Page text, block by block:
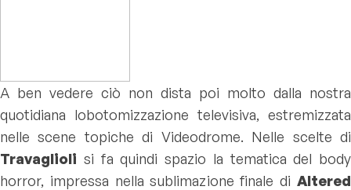
A ben vedere ciò non dista poi molto dalla nostra
quotidiana lobotomizzazione televisiva, estremizzata
nelle scene topiche di Videodrome. Nelle scelte di
Travaglioli si fa quindi spazio la tematica del body
horror, impressa nella sublimazione finale di Altered